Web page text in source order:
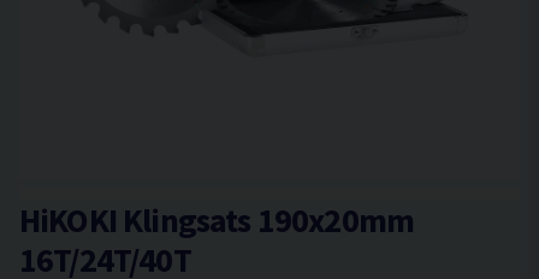
HiKOKI Klingsats 190x20mm
16T/24T/40T